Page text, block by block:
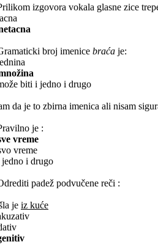
izgovora vokala glasne zice
broj imenice braća je:
biti i jedno i drugo
da je to zbirna imenica ali nisam
je :
vreme
vreme
i drugo
padež podvučene reči :
je iz kuće